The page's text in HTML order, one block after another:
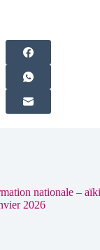
nationale –
2026